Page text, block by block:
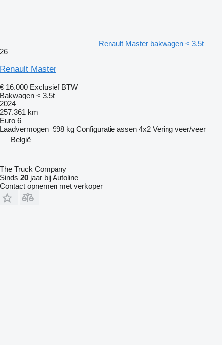
Renault Master bakwagen < 3.5t
26
Renault Master
€ 16.000 Exclusief BTW
Bakwagen < 3.5t
2024
257.361 km
Euro 6
Laadvermogen 998 kg Configuratie assen 4x2 Vering veer/veer
België
The Truck Company
Sinds 20 jaar bij Autoline
Contact opnemen met verkoper